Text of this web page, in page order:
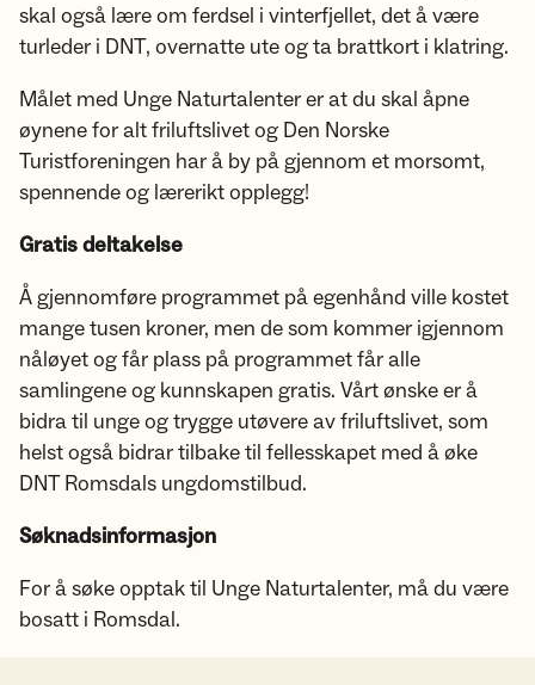
skal også lære om ferdsel i vinterfjellet, det å være
turleder i DNT, overnatte ute og ta brattkort i klatring.
Målet med Unge Naturtalenter er at du skal åpne
øynene for alt friluftslivet og Den Norske
Turistforeningen har å by på gjennom et morsomt,
spennende og lærerikt opplegg!
Gratis deltakelse
Å gjennomføre programmet på egenhånd ville kostet
mange tusen kroner, men de som kommer igjennom
nåløyet og får plass på programmet får alle
samlingene og kunnskapen gratis. Vårt ønske er å
bidra til unge og trygge utøvere av friluftslivet, som
helst også bidrar tilbake til fellesskapet med å øke
DNT Romsdals ungdomstilbud.
Søknadsinformasjon
For å søke opptak til Unge Naturtalenter, må du være
bosatt i Romsdal.